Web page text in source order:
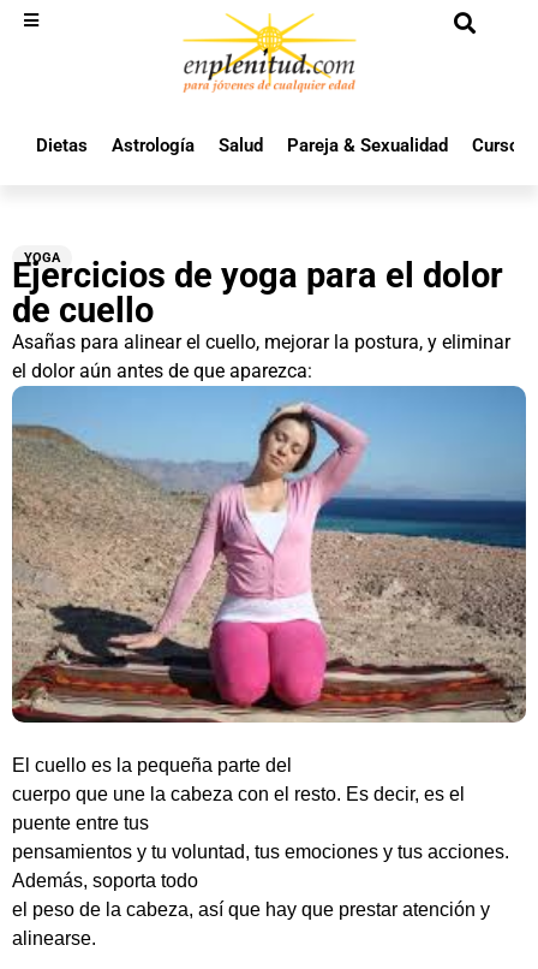
Dietas Astrología Salud Pareja & Sexualidad Cursos
YOGA
Ejercicios de yoga para el dolor
de cuello
Asañas para alinear el cuello, mejorar la postura, y eliminar
el dolor aún antes de que aparezca:
El cuello es la pequeña parte del
cuerpo que une la cabeza con el resto. Es decir, es el
puente entre tus
pensamientos y tu voluntad, tus emociones y tus acciones.
Además, soporta todo
el peso de la cabeza, así que hay que prestar atención y
alinearse.